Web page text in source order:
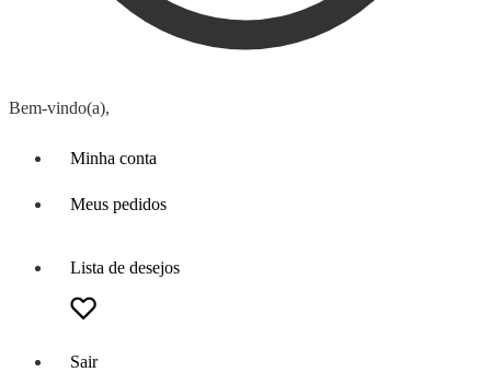
Bem-vindo(a),
Minha conta
Meus pedidos
Lista de desejos
Sair